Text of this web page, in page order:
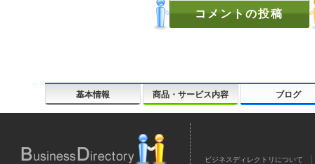
基本情報 商品・サービス内容 ブログ
ビジネスディレクトリについて